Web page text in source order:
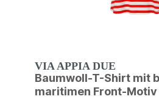
VIA APPIA DUE
Baumwoll-T-Shirt mit
maritimen Front-Motiv